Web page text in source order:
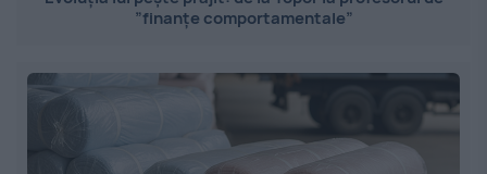
”finanțe comportamentale”